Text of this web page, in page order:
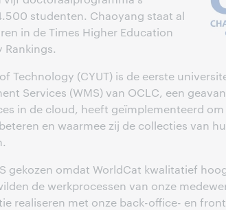
studenten. Chaoyang staat al
in de Times Higher Education
Rankings.
Technology (CYUT) is de eerste
Services (WMS) van OCLC, een
in de cloud, heeft geïmplementeerd
en waarmee zij de collecties van
gekozen omdat WorldCat kwalitatief
de werkprocessen van onze
realiseren met onze back-office- en